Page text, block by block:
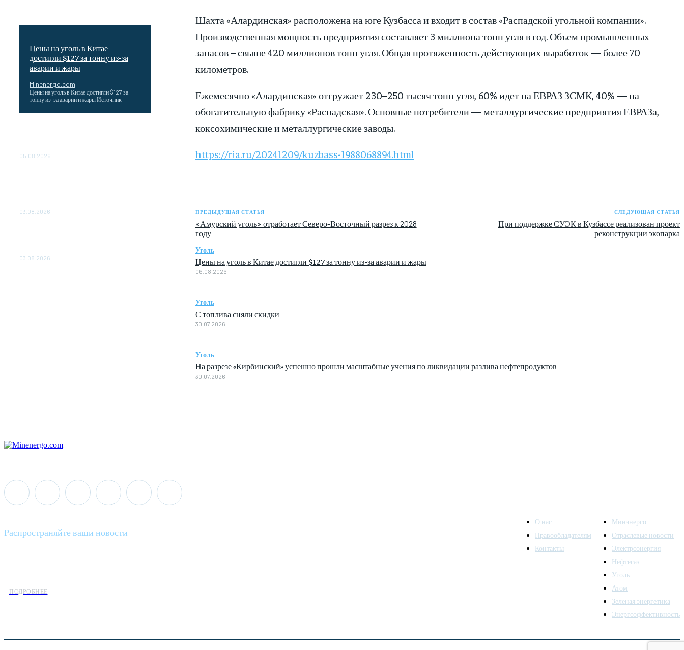
Цены на уголь в Китае
достигли $127 за тонну из-за
аварии и жары
Minenergo.com
Цены на уголь в Китае достигли $127 за
тонну из-за аварии и жары Источник
05.08.2026
03.08.2026
03.08.2026
Шахта «Алардинская» расположена на юге Кузбасса и входит в состав «Распадской угольной компании».
Производственная мощность предприятия составляет 3 миллиона тонн угля в год. Объем промышленных
запасов – свыше 420 миллионов тонн угля. Общая протяженность действующих выработок — более 70
километров.
Ежемесячно «Алардинская» отгружает 230–250 тысяч тонн угля, 60% идет на ЕВРАЗ ЗСМК, 40% — на
обогатительную фабрику «Распадская». Основные потребители — металлургические предприятия ЕВРАЗа,
коксохимические и металлургические заводы.
https://ria.ru/20241209/kuzbass-1988068894.html
ПРЕДЫДУЩАЯ СТАТЬЯ
«Амурский уголь» отработает Северо-Восточный разрез к 2028
году
СЛЕДУЮЩАЯ СТАТЬЯ
При поддержке СУЭК в Кузбассе реализован проект
реконструкции экопарка
Уголь
Цены на уголь в Китае достигли $127 за тонну из-за аварии и жары
06.08.2026
Уголь
С топлива сняли скидки
30.07.2026
Уголь
На разрезе «Кирбинский» успешно прошли масштабные учения по ликвидации разлива нефтепродуктов
30.07.2026
Распространяйте ваши новости
ПОДРОБНЕЕ
О нас
Правообладателям
Контакты
Минэнерго
Отраслевые новости
Электроэнергия
Нефтегаз
Уголь
Атом
Зеленая энергетика
Энергоэффективность